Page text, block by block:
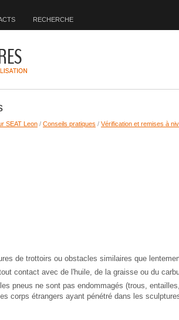
RECHERCHE
SEAT Leon / Conseils pratiques / Vérification et remises à
de trottoirs ou obstacles similaires que
contact avec de l'huile, de la graisse ou du
pneus ne sont pas endommagés (trous,
corps étrangers ayant pénétré dans les